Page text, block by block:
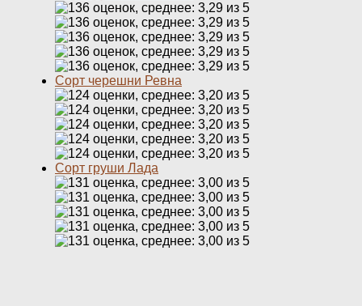
Сорт черешни Ревна
Сорт груши Лада